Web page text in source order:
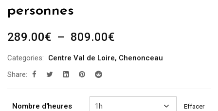
personnes
289.00€ – 809.00€Plage
prix :
Categories: Centre Val de Loire, Chenonceau
Share:
Nombre d'heures Effacer